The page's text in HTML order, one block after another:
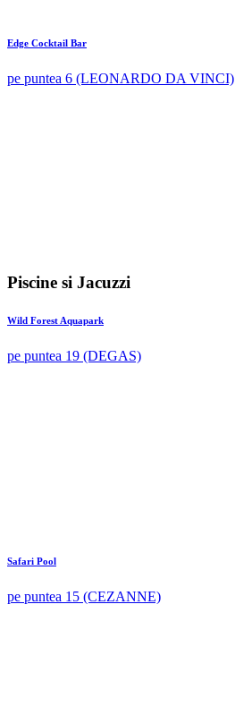
Edge Cocktail Bar
pe puntea 6 (LEONARDO DA VINCI)
Piscine si Jacuzzi
Wild Forest Aquapark
pe puntea 19 (DEGAS)
Safari Pool
pe puntea 15 (CEZANNE)